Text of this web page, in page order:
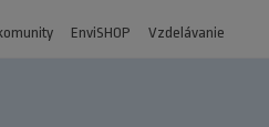
EnviSHOP Vzdelávanie